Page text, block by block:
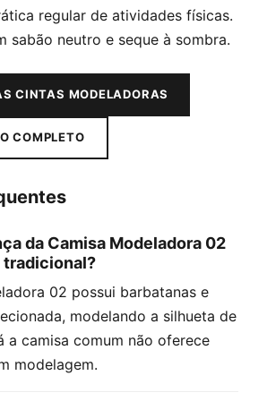
regular de atividades físicas.
sabão neutro e seque à sombra.
CINTAS MODELADORAS
COMPLETO
da Camisa Modeladora 02
tradicional?
02 possui barbatanas e
modelando a silhueta de
a camisa comum não oferece
modelagem.